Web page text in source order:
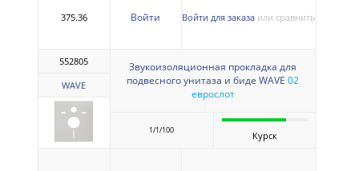
375.36 Войти Войти для заказа или сравнить
552805
WAVE
Звукоизоляционная прокладка для
подвесного унитаза и биде WAVE 02
еврослот
1/1/100 Курск